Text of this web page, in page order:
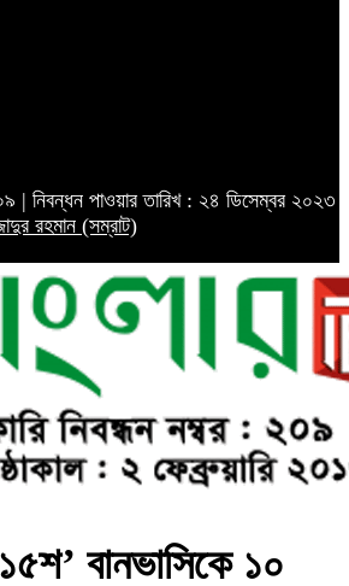
| নিবন্ধন পাওয়ার তারিখ : ২৪ ডিসেম্বর ২০২৩
রহমান (সম্রাট)
বানভাসিকে ১০